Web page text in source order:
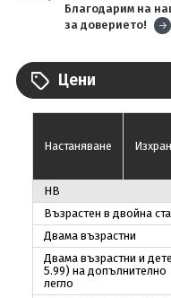
Благодарим на
за доверието!
Цени
Настаняване
HB
Възрастен в двойна
Двама възрастни
Двама възрастни и
5.99) на допълнително
легло